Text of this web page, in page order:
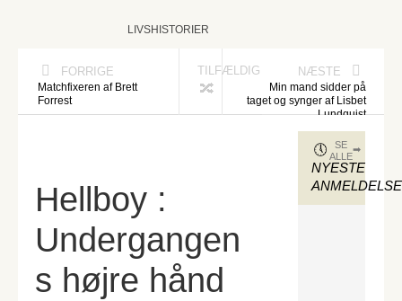
LIVSHISTORIER
FORRIGE
Matchfixeren af Brett
Forrest
TILFÆLDIG NÆSTE
Min mand sidder på
taget og synger af Lisbet
Lundquist
Hellboy :
Undergangen
s højre hånd
NYESTE
SE
ALLE